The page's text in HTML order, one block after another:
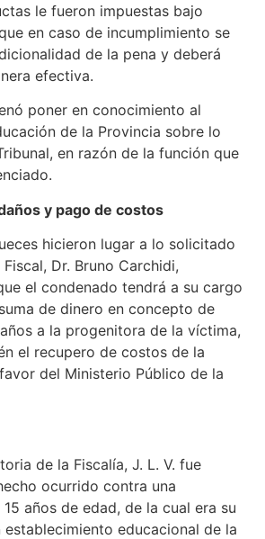
le fueron impuestas bajo
en caso de incumplimiento se
de la pena y deberá
efectiva.
poner en conocimiento al
de la Provincia sobre lo
en razón de la función que
y pago de costos
hicieron lugar a lo solicitado
Dr. Bruno Carchidi,
el condenado tendrá a su cargo
de dinero en concepto de
a la progenitora de la víctima,
el recupero de costos de la
del Ministerio Público de la
de la Fiscalía, J. L. V. fue
ocurrido contra una
años de edad, de la cual era su
educacional de la